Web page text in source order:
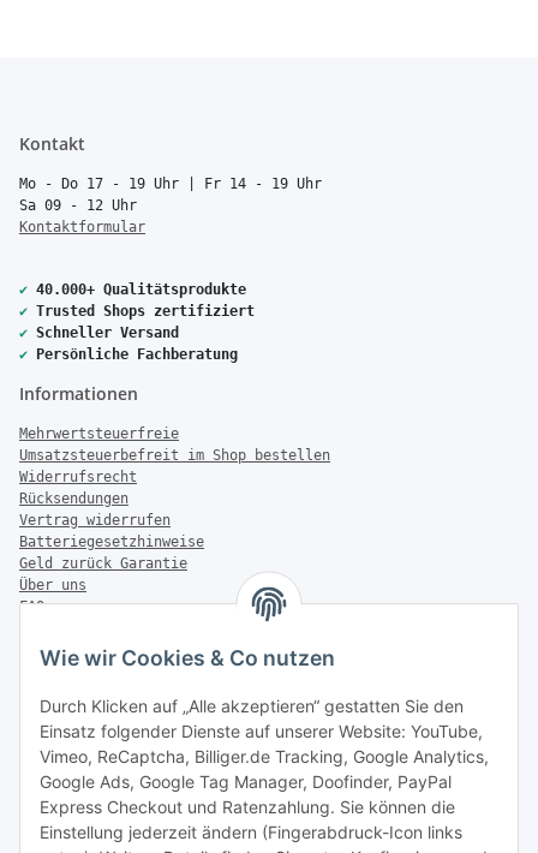
Wie wir Cookies & Co nutzen
Durch Klicken auf „Alle akzeptieren“ gestatten Sie den
Einsatz folgender Dienste auf unserer Website: YouTube,
Vimeo, ReCaptcha, Billiger.de Tracking, Google Analytics,
Google Ads, Google Tag Manager, Doofinder, PayPal
Express Checkout und Ratenzahlung. Sie können die
Einstellung jederzeit ändern (Fingerabdruck-Icon links
Kontakt
Mo - Do 17 - 19 Uhr | Fr 14 - 19 Uhr
Sa 09 - 12 Uhr
Kontaktformular
✔ 40.000+ Qualitätsprodukte
✔ Trusted Shops zertifiziert
✔ Schneller Versand
✔ Persönliche Fachberatung
Informationen
Mehrwertsteuerfreie
Umsatzsteuerbefreit im Shop bestellen
Widerrufsrecht
Rücksendungen
Vertrag widerrufen
Batteriegesetzhinweise
Geld zurück Garantie
Über uns
FAQ
Zahlung & Versand
Versandinformationen